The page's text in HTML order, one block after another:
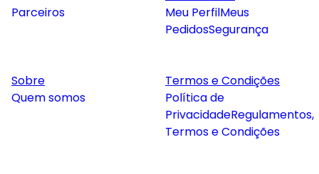
Parceiros
Meu PerfilMeus
PedidosSegurança
Sobre
Quem somos
Termos e Condições
Política de
PrivacidadeRegulamentos,
Termos e Condições